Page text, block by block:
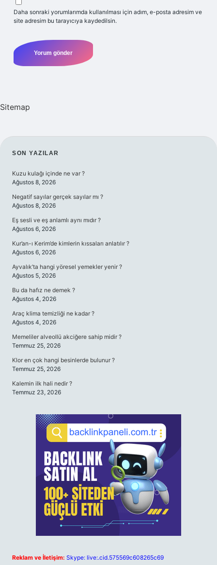
Daha sonraki yorumlarımda kullanılması için adım, e-posta adresim ve
site adresim bu tarayıcıya kaydedilsin.
Sitemap
SIDEBAR
SON YAZILAR
Kuzu kulağı içinde ne var ?
Ağustos 8, 2026
Negatif sayılar gerçek sayılar mı ?
Ağustos 8, 2026
Eş sesli ve eş anlamlı aynı mıdır ?
Ağustos 6, 2026
Kur’an-ı Kerim’de kimlerin kıssaları anlatılır ?
Ağustos 6, 2026
Ayvalık’ta hangi yöresel yemekler yenir ?
Ağustos 5, 2026
Bu da hafız ne demek ?
Ağustos 4, 2026
Araç klima temizliği ne kadar ?
Ağustos 4, 2026
Memeliler alveollü akciğere sahip midir ?
Temmuz 25, 2026
Klor en çok hangi besinlerde bulunur ?
Temmuz 25, 2026
Kalemin ilk hali nedir ?
Temmuz 23, 2026
Reklam ve İletişim: Skype: live:.cid.575569c608265c69